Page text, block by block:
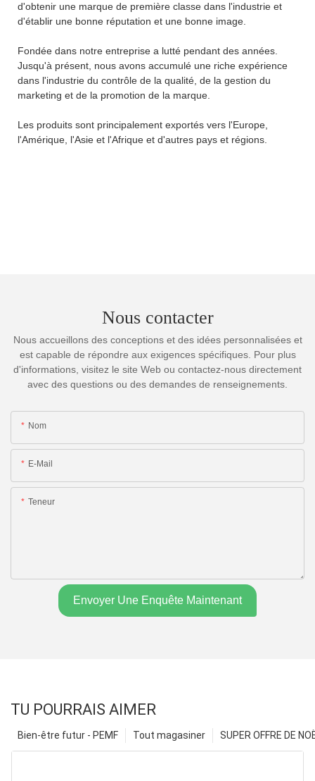
d'obtenir une marque de première classe dans l'industrie et
d'établir une bonne réputation et une bonne image.
Fondée dans notre entreprise a lutté pendant des années.
Jusqu'à présent, nous avons accumulé une riche expérience
dans l'industrie du contrôle de la qualité, de la gestion du
marketing et de la promotion de la marque.
Les produits sont principalement exportés vers l'Europe,
l'Amérique, l'Asie et l'Afrique et d'autres pays et régions.
Nous contacter
Nous accueillons des conceptions et des idées personnalisées et
est capable de répondre aux exigences spécifiques. Pour plus
d'informations, visitez le site Web ou contactez-nous directement
avec des questions ou des demandes de renseignements.
Nom
E-Mail
Teneur
Envoyer Une Enquête Maintenant
TU POURRAIS AIMER
SUPER OFFRE DE
Tout magasiner
Bien-être futur - PEMF